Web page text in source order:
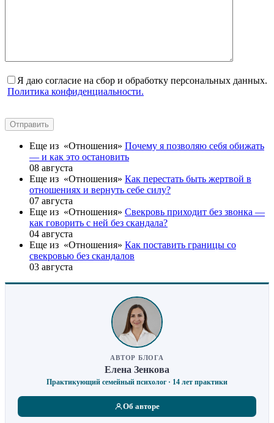
Я даю согласие на сбор и обработку персональных данных.
Политика конфиденциальности.
Отправить
Еще из «Отношения» Почему я позволяю себя обижать
— и как это остановить
08 августа
Еще из «Отношения» Как перестать быть жертвой в
отношениях и вернуть себе силу?
07 августа
Еще из «Отношения» Свекровь приходит без звонка —
как говорить с ней без скандала?
04 августа
Еще из «Отношения» Как поставить границы со
свекровью без скандалов
03 августа
АВТОР БЛОГА
Елена Зенкова
Практикующий семейный психолог · 14 лет практики
Об авторе